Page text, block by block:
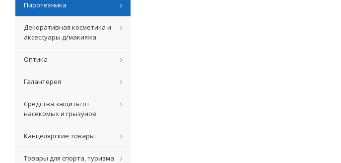
Пиротехника
Декоративная косметика и
аксессуары д/макияжа
Оптика
Галантерея
Средства защиты от
насекомых и грызунов
Канцелярские товары
Товары для спорта, туризма